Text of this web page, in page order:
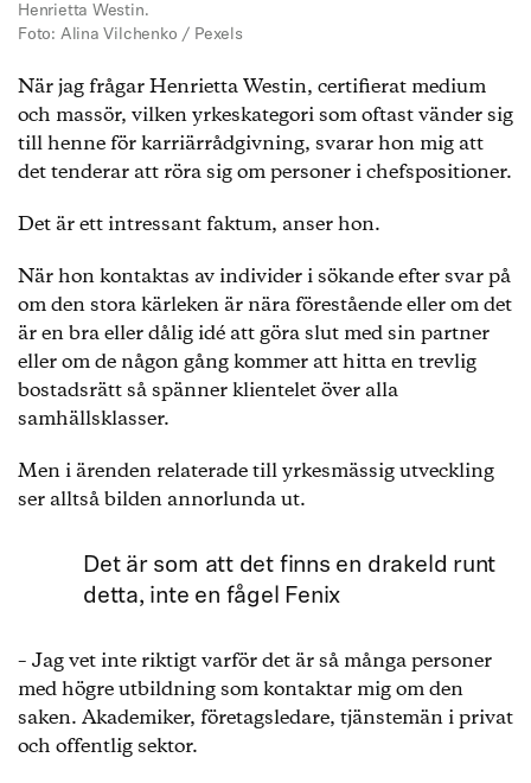
Henrietta Westin.
Foto: Alina Vilchenko / Pexels
När jag frågar Henrietta Westin, certifierat medium
och massör, vilken yrkeskategori som oftast vänder sig
till henne för karriärrådgivning, svarar hon mig att
det tenderar att röra sig om personer i chefspositioner.
Det är ett intressant faktum, anser hon.
När hon kontaktas av individer i sökande efter svar på
om den stora kärleken är nära förestående eller om det
är en bra eller dålig idé att göra slut med sin partner
eller om de någon gång kommer att hitta en trevlig
bostadsrätt så spänner klientelet över alla
samhällsklasser.
Men i ärenden relaterade till yrkesmässig utveckling
ser alltså bilden annorlunda ut.
Det är som att det finns en drakeld runt
detta, inte en fågel Fenix
– Jag vet inte riktigt varför det är så många personer
med högre utbildning som kontaktar mig om den
saken. Akademiker, företagsledare, tjänstemän i privat
och offentlig sektor.